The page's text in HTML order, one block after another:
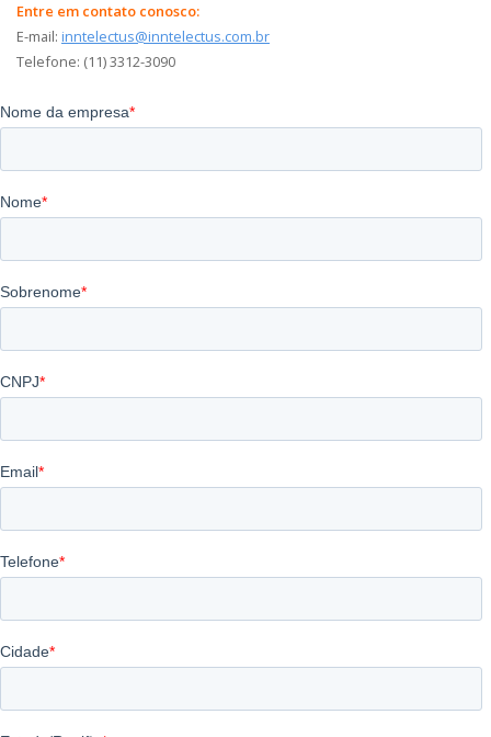
Entre em contato conosco:
E-mail: inntelectus@inntelectus.com.br
Telefone: (11) 3312-3090